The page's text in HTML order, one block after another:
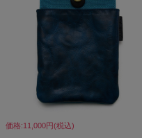
価格:11,000円(税込)